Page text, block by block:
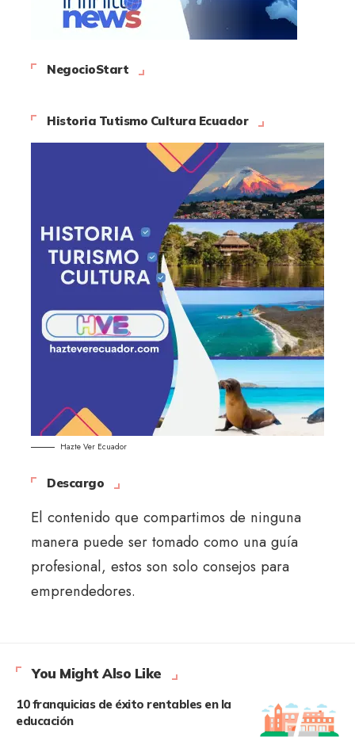
NegocioStart
Historia Tutismo Cultura Ecuador
Hazte Ver Ecuador
Descargo
El contenido que compartimos de ninguna
manera puede ser tomado como una guía
profesional, estos son solo consejos para
emprendedores.
You Might Also Like
10 franquicias de éxito rentables en la
educación